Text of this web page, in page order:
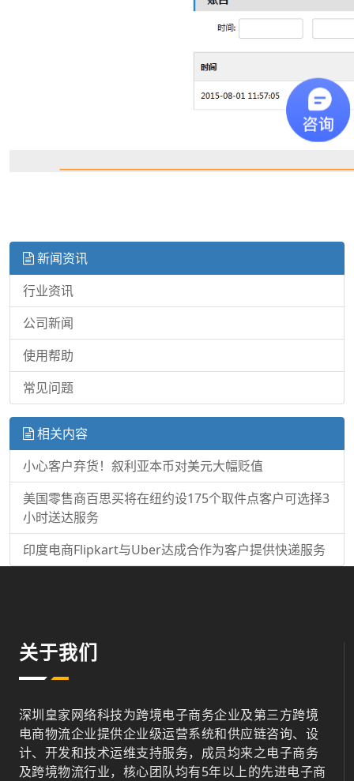
新闻资讯
行业资讯
公司新闻
使用帮助
常见问题
相关内容
小心客户弃货！叙利亚本币对美元大幅贬值
美国零售商百思买将在纽约设175个取件点客户可选择3
小时送达服务
印度电商Flipkart与Uber达成合作为客户提供快递服务
关于我们
深圳皇家网络科技为跨境电子商务企业及第三方跨境
电商物流企业提供企业级运营系统和供应链咨询、设
计、开发和技术运维支持服务，成员均来之电子商务
及跨境物流行业，核心团队均有5年以上的先进电子商